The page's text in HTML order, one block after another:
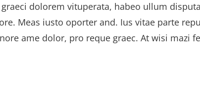
dolorem vituperata, habeo ullum
Meas iusto oporter and. Ius vitae parte
ame dolor, pro reque graec. At wisi mazi